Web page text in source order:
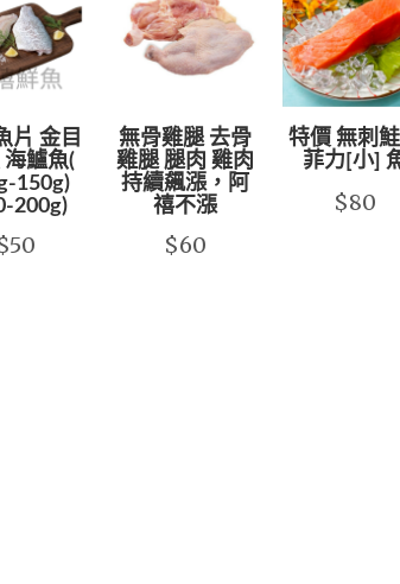
片 金目
海鱸魚(
150g)
200g)
無骨雞腿 去骨
雞腿 腿肉 雞肉
持續飆漲，阿
禧不漲
$60
特價 無刺
菲力[小]
$80